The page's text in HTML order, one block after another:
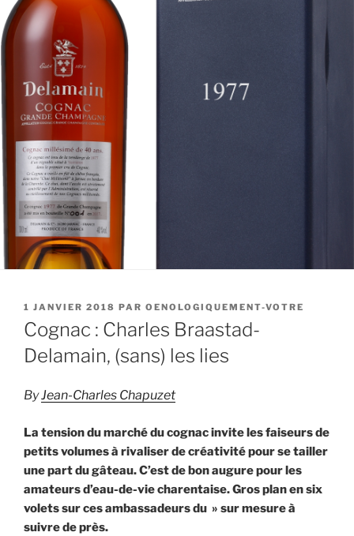
PUBLIÉ
LE
1 JANVIER 2018 PAR OENOLOGIQUEMENT-VOTRE
Cognac : Charles Braastad-
Delamain, (sans) les lies
ByJean-Charles Chapuzet
La tension du marché du cognac invite les faiseurs de
petits volumes à rivaliser de créativité pour se tailler
une part du gâteau. C’est de bon augure pour les
amateurs d’eau-de-vie charentaise. Gros plan en six
volets sur ces ambassadeurs du » sur mesure à
suivre de près.